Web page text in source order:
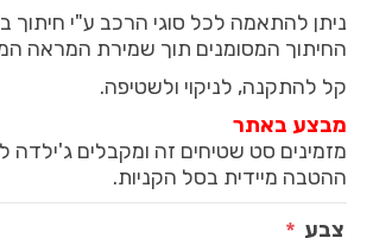
ניתן להתאמה לכל סוגי הרכב ע"י חיתוך
החיתוך המסומנים תוך שמירת המראה
קל להתקנה, לניקוי ולשטיפה.
מבצע באתר
מזמינים סט שטיחים זה ומקבלים ג'ילדה
ההטבה מיידית בסל הקניות.
צבע